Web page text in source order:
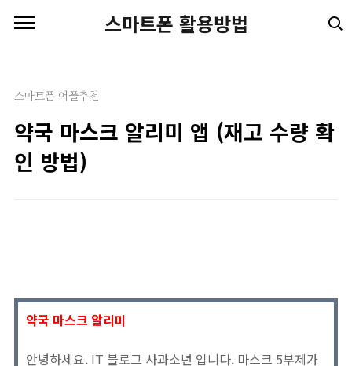
스마트폰 활용방법
스마트폰 어플추천
약국 마스크 알리미 앱 (재고 수량 확
인 방법)
약국 마스크 알리미
안녕하세요. IT 블로그 사과소년 입니다. 마스크 5부제가